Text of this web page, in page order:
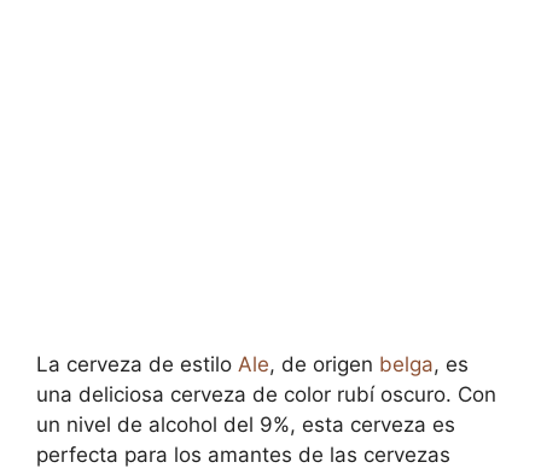
La cerveza de estilo Ale, de origen belga, es
una deliciosa cerveza de color rubí oscuro. Con
un nivel de alcohol del 9%, esta cerveza es
perfecta para los amantes de las cervezas